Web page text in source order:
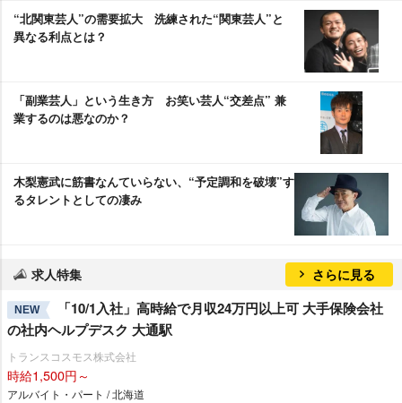
“北関東芸人”の需要拡大 洗練された“関東芸人”と
異なる利点とは？
「副業芸人」という生き方 お笑い芸人“交差点” 兼
業するのは悪なのか？
木梨憲武に筋書なんていらない、“予定調和を破壊”す
るタレントとしての凄み
求人特集 さらに見る
NEW
「10/1入社」高時給で月収24万円以上可 大手保険会社
の社内ヘルプデスク 大通駅
トランスコスモス株式会社
時給1,500円～
アルバイト・パート / 北海道